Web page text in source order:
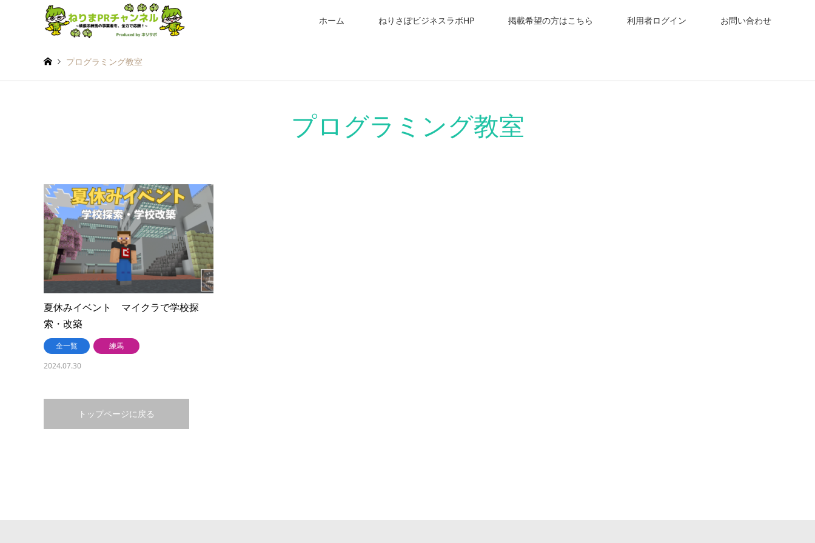
ホーム ねりさぽビジネスラボHP 掲載希望の方はこちら 利用者ログイン お問い合わせ
プログラミング教室
プログラミング教室
夏休みイベント マイクラで学校探
索・改築
全一覧
練馬
2024.07.30
トップページに戻る